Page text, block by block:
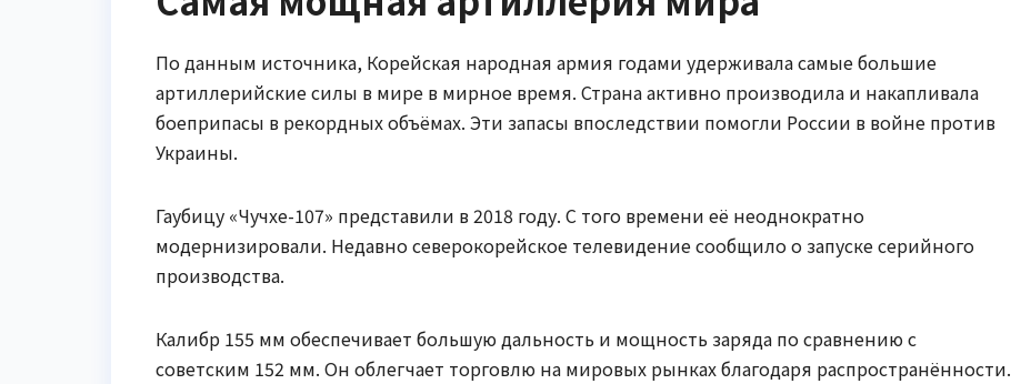
По данным источника, Корейская народная армия годами удерживала самые большие
артиллерийские силы в мире в мирное время. Страна активно производила и накапливала
боеприпасы в рекордных объёмах. Эти запасы впоследствии помогли России в войне против
Украины.
Гаубицу «Чучхе-107» представили в 2018 году. С того времени её неоднократно
модернизировали. Недавно северокорейское телевидение сообщило о запуске серийного
производства.
Калибр 155 мм обеспечивает большую дальность и мощность заряда по сравнению с
советским 152 мм. Он облегчает торговлю на мировых рынках благодаря распространённости.